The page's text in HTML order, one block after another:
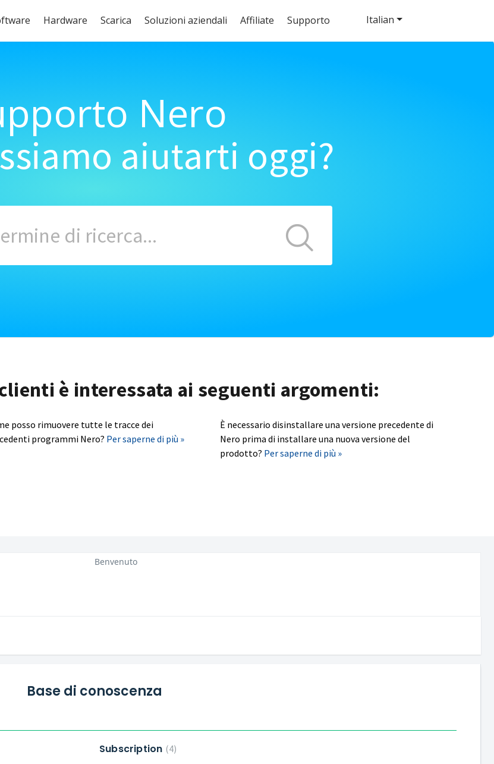
Hardware Scarica Soluzioni aziendali Affiliate Supporto
Nero
aiutarti oggi?
è interessata ai seguenti argomenti:
posso rimuovere tutte le tracce dei
programmi Nero? Per saperne di più »
È necessario disinstallare una versione precedente di
Nero prima di installare una nuova versione del
prodotto? Per saperne di più »
Italian
Benvenuto
Base di conoscenza
Subscription 4